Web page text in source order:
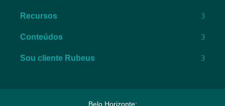
Recursos
Conteúdos
Sou cliente Rubeus
Belo Horizonte: